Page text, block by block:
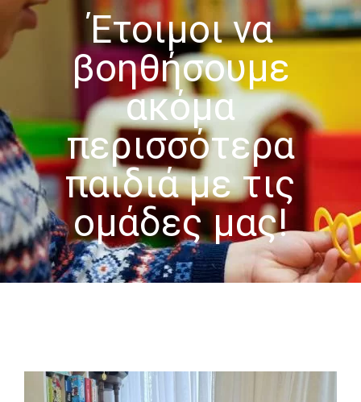
-- Όραμα
-- Ιστορικό
-- Πιστοποιήσεις
-- Στελέχωση
-- Επιστημονική Υπεύθυνη
-- Τα Νέα μας
-- Photo Gallery
-- Video Gallery
Διαδικασίες
-- Ατομικά Προγράμματα
Έτοιμοι να
βοηθήσουμε
ακόμα
περισσότερα
παιδιά με τις
ομάδες μας!